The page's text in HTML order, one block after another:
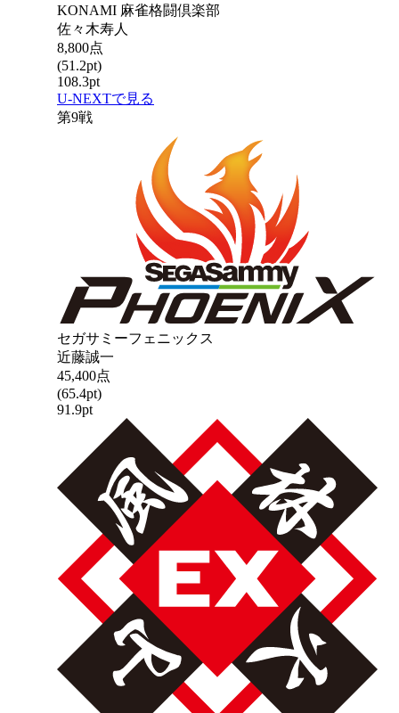
KONAMI 麻雀格闘倶楽部
佐々木寿人
8,800点
(51.2pt)
108.3pt
U-NEXTで見る
第9戦
セガサミーフェニックス
近藤誠一
45,400点
(65.4pt)
91.9pt